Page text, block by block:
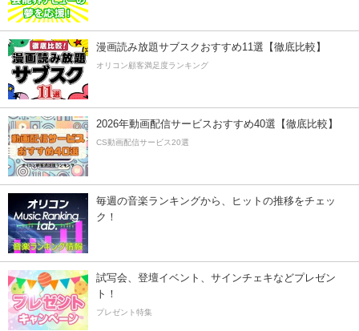
漫画読み放題サブスクおすすめ11選【徹底比較】
オリコン顧客満足度ランキング
2026年動画配信サービスおすすめ40選【徹底比較】
CS動画配信サービス20選
毎週の音楽ランキングから、ヒットの推移をチェッ
ク！
試写会、登壇イベント、サインチェキなどプレゼン
ト！
プレゼント特集